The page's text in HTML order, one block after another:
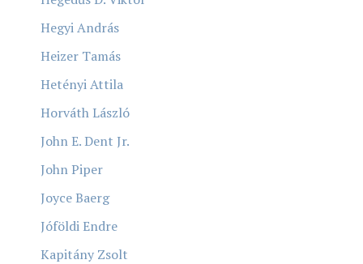
Hegyi András
Heizer Tamás
Hetényi Attila
Horváth László
John E. Dent Jr.
John Piper
Joyce Baerg
Jóföldi Endre
Kapitány Zsolt